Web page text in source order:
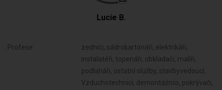
Lucie B.
Profese:
zedníci, sádrokartonáři, elektrikáři,
instalatéři, topenáři, obkladači, malíři,
podlaháři, ostatní služby, stavbyvedoucí,
Vzduchotechnici, demontážníci, pokrývači,